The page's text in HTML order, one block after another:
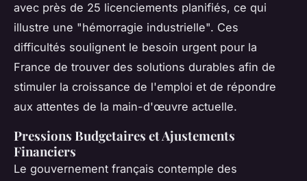
avec près de 25 licenciements planifiés, ce qui
illustre une "hémorragie industrielle". Ces
difficultés soulignent le besoin urgent pour la
France de trouver des solutions durables afin de
stimuler la croissance de l'emploi et de répondre
aux attentes de la main-d'œuvre actuelle.
Pressions Budgetaires et Ajustements
Financiers
Le gouvernement français contemple des